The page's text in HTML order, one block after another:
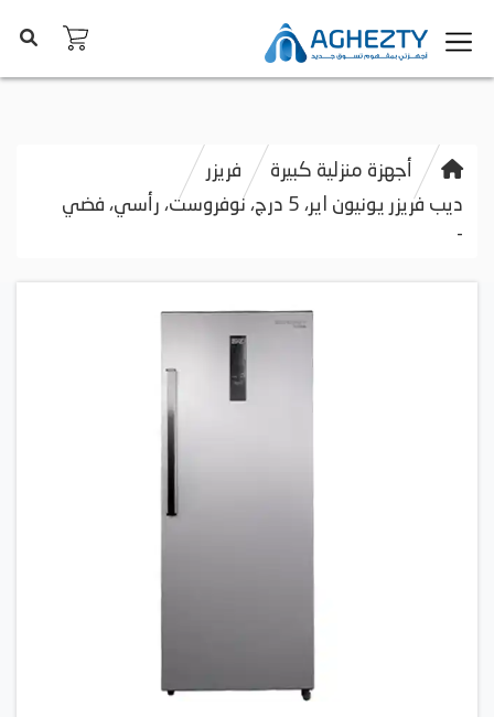
أجهزة منزلية كبيرة
فريزر
ديب فريزر يونيون اير، 5 درج، نوفروست، رأسي، فضي
-